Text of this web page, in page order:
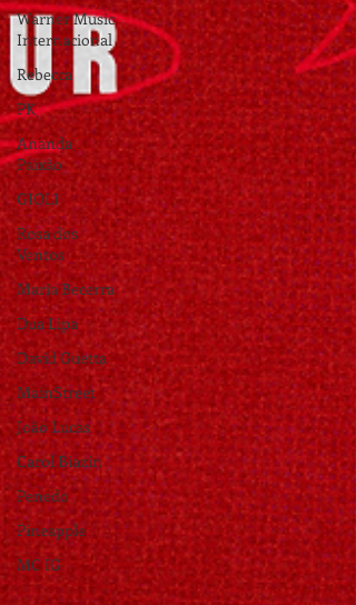
Warner Music
Internacional
Rebecca
PK
Ananda
Paixão
GIOLI
Rosa dos
Ventos
Maria Becerra
Dua Lipa
David Guetta
MainStreet
João Lucas
Carol Biazin
Penedo
Pineapple
MC IG